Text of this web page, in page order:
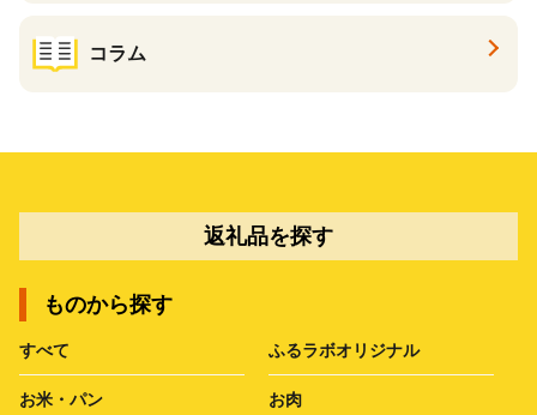
コラム
返礼品を探す
ものから探す
すべて ふるラボオリジナル
お米・パン お肉